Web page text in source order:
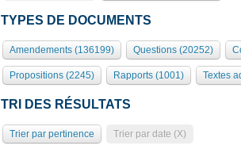
TYPES DE DOCUMENTS
Amendements (136199) Questions (20252)
Propositions (2245) Rapports (1001) Textes
TRI DES RÉSULTATS
Trier par pertinence Trier par date (X)